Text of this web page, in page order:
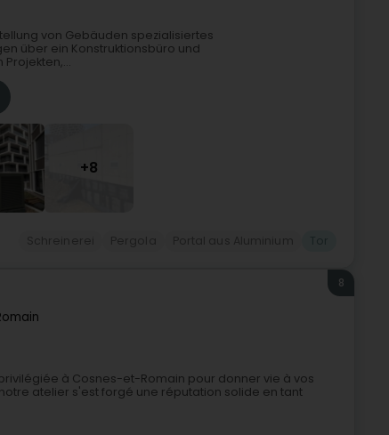
von Gebäuden spezialisiertes
über ein Konstruktionsbüro und
+8
8
à Cosnes-et-Romain pour donner vie à vos
atelier s'est forgé une réputation solide en tant